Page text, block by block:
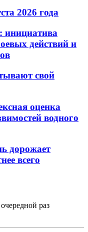
2026 года
инициатива
действий и
свой
оценка
водного
дорожает
всего
раз